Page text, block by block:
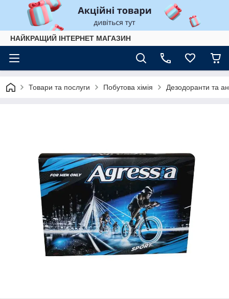
НАЙКРАЩИЙ ІНТЕРНЕТ МАГАЗИН
Товари та послуги Побутова хімія Дезодоранти та